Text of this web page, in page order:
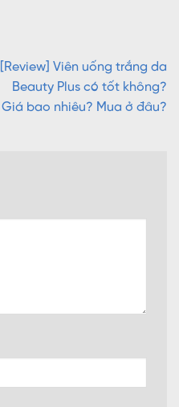
[Review] Viên uống trắng da
Beauty Plus có tốt không?
Giá bao nhiêu? Mua ở đâu?